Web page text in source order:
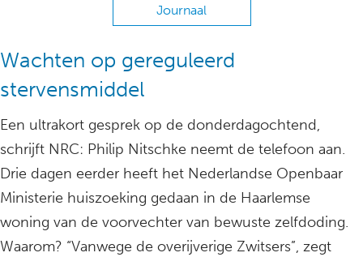
Journaal
Wachten op gereguleerd
stervensmiddel
Een ultrakort gesprek op de donderdagochtend,
schrijft NRC: Philip Nitschke neemt de telefoon aan.
Drie dagen eerder heeft het Nederlandse Openbaar
Ministerie huiszoeking gedaan in de Haarlemse
woning van de voorvechter van bewuste zelfdoding.
Waarom? “Vanwege de overijverige Zwitsers”, zegt